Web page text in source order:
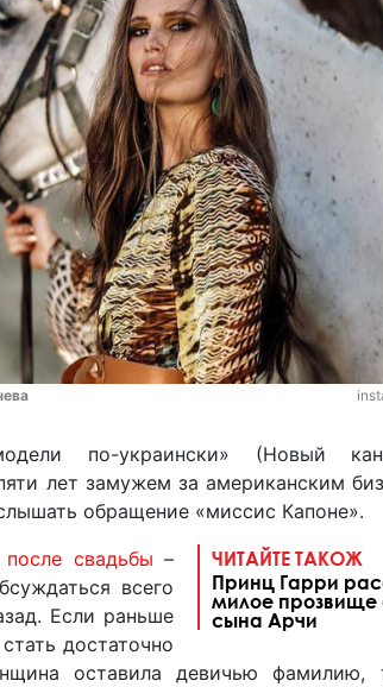
по-украински» (Новый
лет замужем за американским
обращение «миссис Капоне».
ЧИТАЙТЕ ТАКОЖ
Принц Гарри
милое прозвище
сына Арчи
после свадьбы –
всего
Если раньше
достаточно
оставила девичью фамилию,